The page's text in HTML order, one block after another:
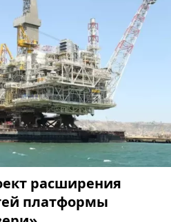
расширения
платформы